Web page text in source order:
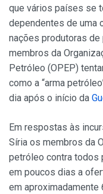
que vários países se
dependentes de uma
nações produtoras
membros da
Petróleo (OPEP)
como a “arma
dia após o início da
Em respostas às
Síria os membros da
petróleo contra todos
em poucos dias a
em aproximadamente